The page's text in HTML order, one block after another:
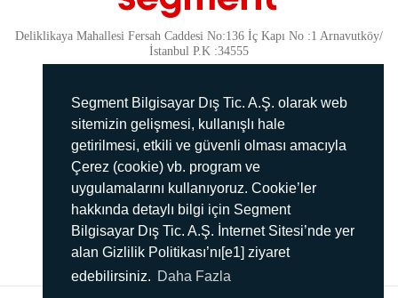
Segment Bilgisayar Dış Tic. A.Ş. olarak web
sitemizin gelişmesi, kullanışlı hale
getirilmesi, etkili ve güvenli olması amacıyla
Çerez (cookie) vb. program ve
uygulamalarını kullanıyoruz. Cookie’ler
hakkında detaylı bilgi için Segment
Bilgisayar Dış Tic. A.Ş. İnternet Sitesi’nde yer
alan Gizlilik Politikası’nı[e1] ziyaret
edebilirsiniz. Daha Fazla
Deliklikaya Mahallesi Fersah Caddesi No:136 İç Kapı No :1 Arnavutköy/
İstanbul P.K :34555
Güvenlik
KVKK Politikamız
Gizlilik Politikamız
Aydınlatma Metni
İmha Politikası
444 78 99
info@segment.com.tr